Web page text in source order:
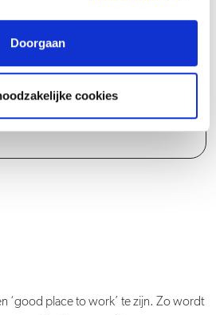
Doorgaan
cookies
een nieuwe matrijs blijkt dat
nodig zijn om het product
doe je?
‘good place to work’ te zijn. Zo wordt